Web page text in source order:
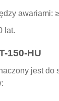
awariami:
lat.
150-HU
jest do